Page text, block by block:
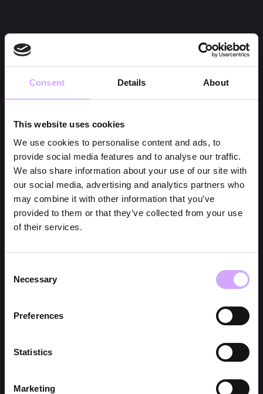
Consent Details About
This website uses cookies
We use cookies to personalise content and ads, to
provide social media features and to analyse our traffic.
We also share information about your use of our site with
our social media, advertising and analytics partners who
may combine it with other information that you’ve
provided to them or that they’ve collected from your use
of their services.
Selection
Necessary
Preferences
Statistics
Marketing